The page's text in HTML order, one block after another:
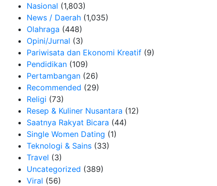
Nasional (1,803)
News / Daerah (1,035)
Olahraga (448)
Opini/Jurnal (3)
Pariwisata dan Ekonomi Kreatif (9)
Pendidikan (109)
Pertambangan (26)
Recommended (29)
Religi (73)
Resep & Kuliner Nusantara (12)
Saatnya Rakyat Bicara (44)
Single Women Dating (1)
Teknologi & Sains (33)
Travel (3)
Uncategorized (389)
Viral (56)